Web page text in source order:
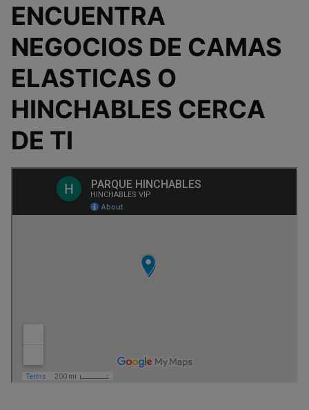
ENCUENTRA
NEGOCIOS DE CAMAS
ELASTICAS O
HINCHABLES CERCA
DE TI